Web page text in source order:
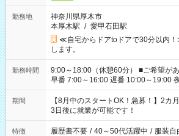
勤務地
神奈川県厚木市
本厚木駅 / 愛甲石田駅
≪自宅からドアtoドアで30分以内
します。
勤務時間
9:00～18:00（休憩60分） ■ご希望があれば下記シフトもOK！
早番 7:00～16:00 遅番 10:00～19:00 夜勤
と休みを合わせたい」 「余裕を持っ
「できれば残業はしたくない」 など
ね。 ※Wワーク希望の方へ 今ご覧のお仕事で希望する勤務時間
と、もう1つのお仕事の勤務時間。 合
合は応募できません。
期間
【8月中のスタートOK！急募！】2
3日後に就業が可能です！
特徴 履歴書不要 / 40～50代活躍中 / 服装自